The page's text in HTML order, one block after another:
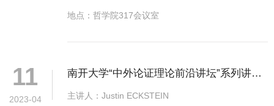
地点：哲学院317会议室
11
2023-04
南开大学“中外论证理论前沿讲坛”系列讲座
第五讲
主讲人：Justin ECKSTEIN